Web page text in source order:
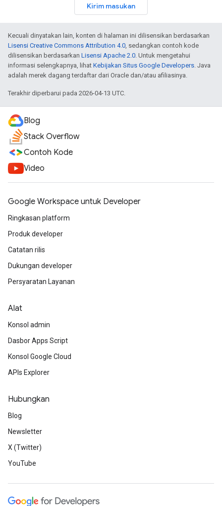
Kirim masukan
Kecuali dinyatakan lain, konten di halaman ini dilisensikan berdasarkan
Lisensi Creative Commons Attribution 4.0, sedangkan contoh kode
dilisensikan berdasarkan Lisensi Apache 2.0. Untuk mengetahui
informasi selengkapnya, lihat Kebijakan Situs Google Developers. Java
adalah merek dagang terdaftar dari Oracle dan/atau afiliasinya.
Terakhir diperbarui pada 2026-04-13 UTC.
Blog
Stack Overflow
Contoh Kode
Video
Google Workspace untuk Developer
Ringkasan platform
Produk developer
Catatan rilis
Dukungan developer
Persyaratan Layanan
Alat
Konsol admin
Dasbor Apps Script
Konsol Google Cloud
APIs Explorer
Hubungkan
Blog
Newsletter
X (Twitter)
YouTube